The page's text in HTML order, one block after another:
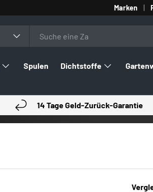
Marken
Spulen Dichtstoffe
14 Tage Geld-Zurück-Garantie